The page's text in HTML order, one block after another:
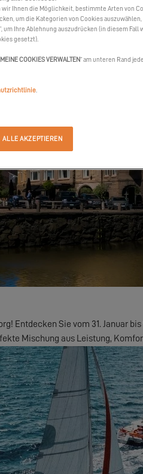
Entdecken Sie vom 31. Januar bis
Mischung aus Leistung,
WENDEN
um einen Termin zu vereinbaren,
Ihnen die Möglichkeit, bestimmte Arten von
um die Kategorien von Cookies auszuwählen,
“, um Ihre Ablehnung auszudrücken (in diesem Fall
gesetzt).
MEINE COOKIES VERWALTEN“ am unteren Rand
ALLE AKZEPTIEREN